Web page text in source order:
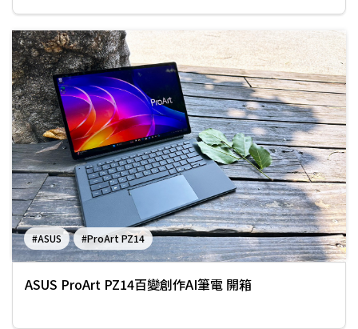
#ASUS #ProArt PZ14
ASUS ProArt PZ14百變創作AI筆電 開箱